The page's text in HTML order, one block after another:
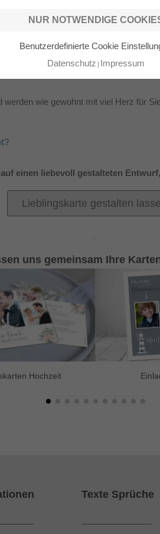
NUR NOTWENDIGE
Benutzerdefinierte Cookie
Datenschutz Impressum
wie gewohnt mit viel Herz für
einen liebevoll gestalteten
Lieblingskarte gestalten
uns gemeinsam Ihre
Hochzeit
Texte Sprüche